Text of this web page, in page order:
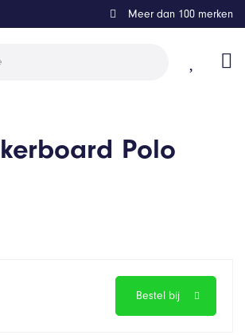
Meer dan 100 merken
Polo
Bestel bij